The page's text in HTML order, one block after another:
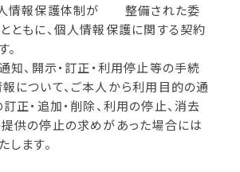
人情報保護体制が 整備された委
ともに、個人情報保護に関する契約
知、開示・訂正・利用停止等の手続
について、ご本人から利用目的の通
正・追加・削除、利用の停止、消去
供の停止の求めがあった場合には
します。